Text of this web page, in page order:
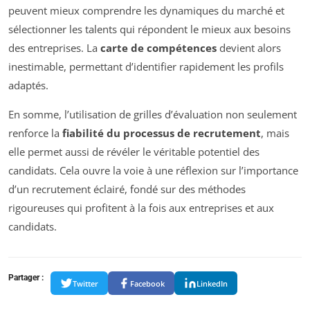
peuvent mieux comprendre les dynamiques du marché et
sélectionner les talents qui répondent le mieux aux besoins
des entreprises. La carte de compétences devient alors
inestimable, permettant d’identifier rapidement les profils
adaptés.
En somme, l’utilisation de grilles d’évaluation non seulement
renforce la fiabilité du processus de recrutement, mais
elle permet aussi de révéler le véritable potentiel des
candidats. Cela ouvre la voie à une réflexion sur l’importance
d’un recrutement éclairé, fondé sur des méthodes
rigoureuses qui profitent à la fois aux entreprises et aux
candidats.
Partager :
Twitter Facebook LinkedIn